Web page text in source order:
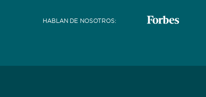
HABLAN DE NOSOTROS: